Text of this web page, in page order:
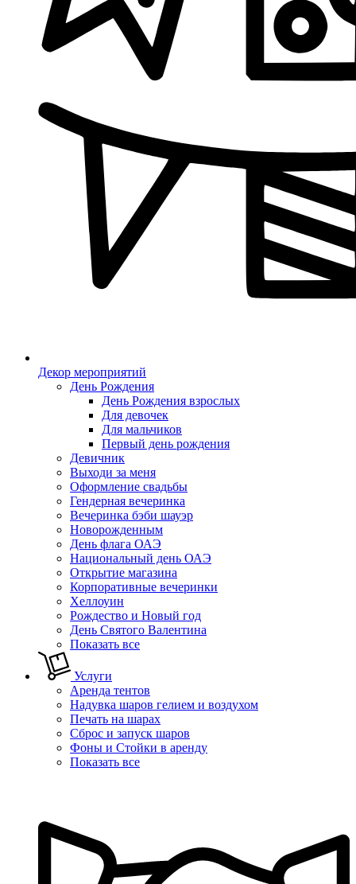
Декор мероприятий
День Рождения
День Рождения взрослых
Для девочек
Для мальчиков
Первый день рождения
Девичник
Выходи за меня
Оформление свадьбы
Гендерная вечеринка
Вечеринка бэби шауэр
Новорожденным
День флага ОАЭ
Национальный день ОАЭ
Открытие магазина
Корпоративные вечеринки
Хеллоуин
Рождество и Новый год
День Святого Валентина
Показать все
Услуги
Аренда тентов
Надувка шаров гелием и воздухом
Печать на шарах
Сброс и запуск шаров
Фоны и Стойки в аренду
Показать все